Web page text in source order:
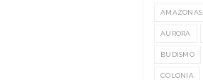
AMAZONAS
AURORA
BUDISMO
COLONIA